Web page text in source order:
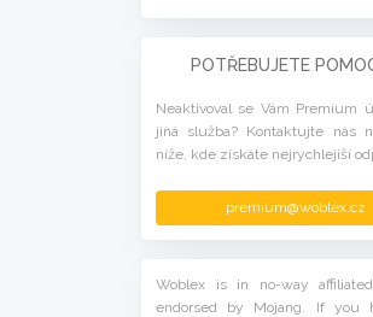
POTŘEBUJETE
Neaktivoval se Vám Premium
jiná služba? Kontaktujte nás
níže, kde získáte nejrychlejíší
premium@woblex.cz
Woblex is in no-way
endorsed by Mojang. If you